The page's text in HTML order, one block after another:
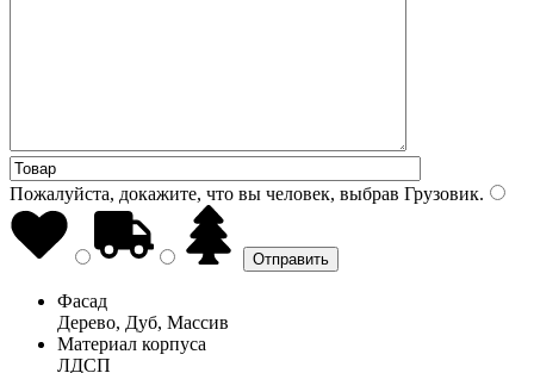
Пожалуйста, докажите, что вы человек, выбрав Грузовик.
Фасад
Дерево, Дуб, Массив
Материал корпуса
ЛДСП